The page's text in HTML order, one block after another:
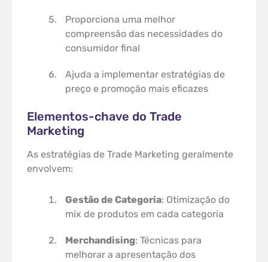
Proporciona uma melhor
compreensão das necessidades do
consumidor final
Ajuda a implementar estratégias de
preço e promoção mais eficazes
Elementos-chave do Trade
Marketing
As estratégias de Trade Marketing geralmente
envolvem:
Gestão de Categoria: Otimização do
mix de produtos em cada categoria
Merchandising: Técnicas para
melhorar a apresentação dos